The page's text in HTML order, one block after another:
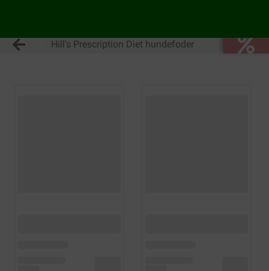
Hill's Prescription Diet hundefoder